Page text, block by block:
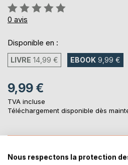
Évaluation:
0%
0 avis
Disponible en :
LIVRE 14,99 € EBOOK 9,99 €
9,99 €
TVA incluse
Téléchargement disponible dès
AJOUTER AU
Nous respectons la protection